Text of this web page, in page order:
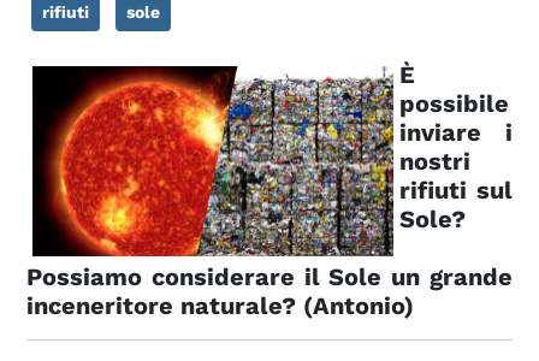
rifiuti sole
È
possibile
inviare i
nostri
rifiuti sul
Sole?
Possiamo considerare il Sole un grande
inceneritore naturale? (Antonio)